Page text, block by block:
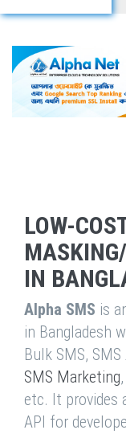
LOW-
IN
Alpha SMS is
in Bangladesh
Bulk SMS, SMS
SMS Marketing
etc. It provides
API for